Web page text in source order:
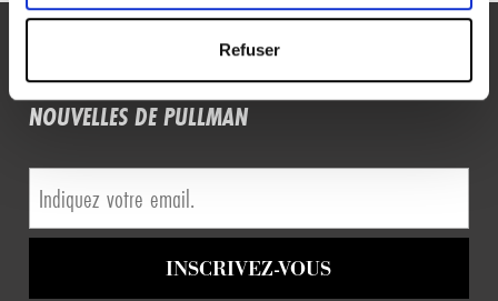
Refuser
INSCRIVEZ-VOUS POUR RECEVOIR DES
NOUVELLES DE PULLMAN
INSCRIVEZ-VOUS